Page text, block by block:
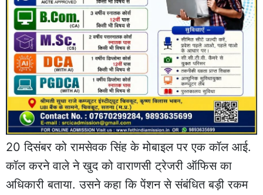
20 दिसंबर को रामसेवक सिंह के मोबाइल पर एक कॉल आई.
कॉल करने वाले ने खुद को वाराणसी ट्रेजरी ऑफिस का
अधिकारी बताया. उसने कहा कि पेंशन से संबंधित बड़ी रकम